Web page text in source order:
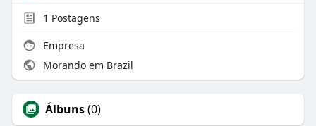
1 Postagens
Empresa
Morando em Brazil
Álbuns(0)